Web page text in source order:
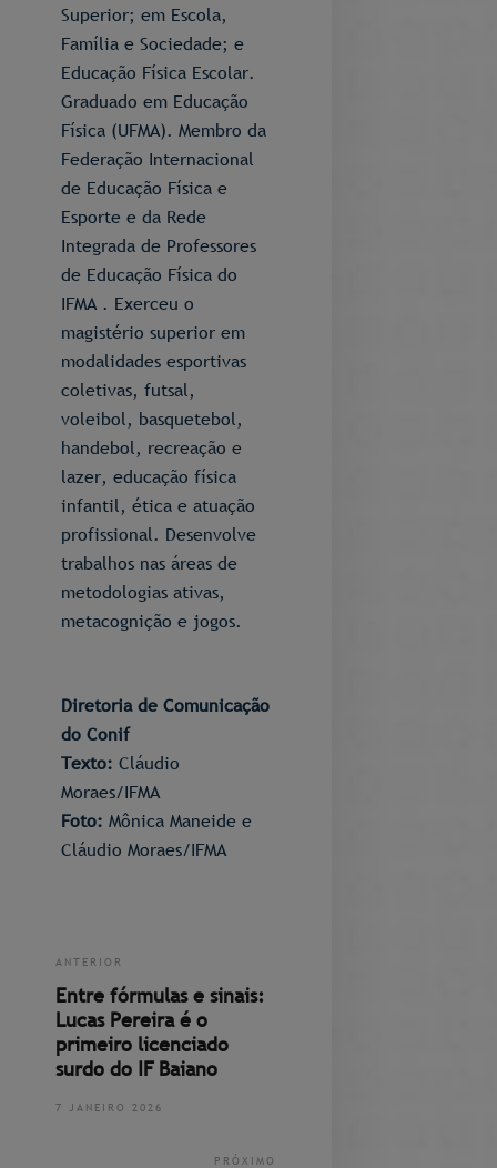
Superior; em Escola,
Família e Sociedade; e
Educação Física Escolar.
Graduado em Educação
Física (UFMA). Membro da
Federação Internacional
de Educação Física e
Esporte e da Rede
Integrada de Professores
de Educação Física do
IFMA . Exerceu o
magistério superior em
modalidades esportivas
coletivas, futsal,
voleibol, basquetebol,
handebol, recreação e
lazer, educação física
infantil, ética e atuação
profissional. Desenvolve
trabalhos nas áreas de
metodologias ativas,
metacognição e jogos.
Diretoria de Comunicação
do Conif​
Texto: Cláudio
Moraes/IFMA
Foto: Mônica Maneide e
Cláudio Moraes/IFMA
ANTERIOR
Entre fórmulas e sinais:
Lucas Pereira é o
primeiro licenciado
surdo do IF Baiano
7 JANEIRO 2026
PRÓXIMO